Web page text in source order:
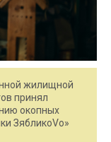
жилищной
принял
окопных
ЗябликоVo»